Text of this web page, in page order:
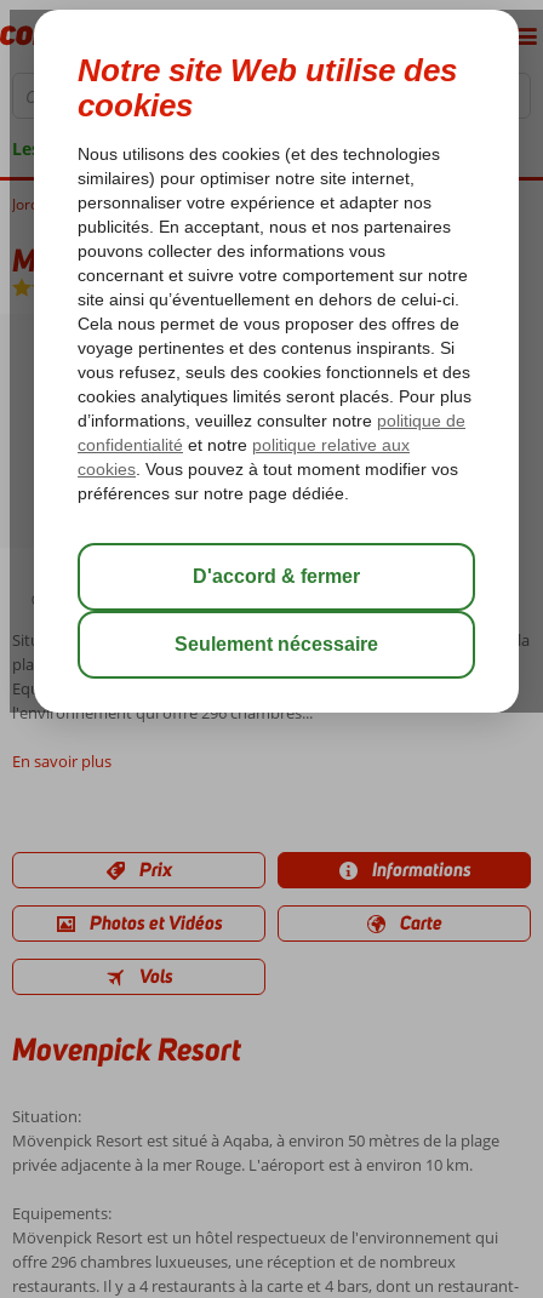
Les garanties de vacances
Jordanie Aqaba Movenpick Resort
Movenpick Resort
Chambre et petit déjeuner-Hôtel
04:50 sauver
Situation: Mövenpick Resort est situé à Aqaba, à environ 50 mètres de la
plage privée adjacente à la mer Rouge. L'aéroport est à environ 10 km.
Equipements: Mövenpick Resort est un hôtel respectueux de
l'environnement qui offre 296 chambres...
En savoir plus
Prix Informations
Photos et Vidéos Carte
Vols
Movenpick Resort
Situation:
Mövenpick Resort est situé à Aqaba, à environ 50 mètres de la plage
privée adjacente à la mer Rouge. L'aéroport est à environ 10 km.
Equipements:
Mövenpick Resort est un hôtel respectueux de l'environnement qui
offre 296 chambres luxueuses, une réception et de nombreux
restaurants. Il y a 4 restaurants à la carte et 4 bars, dont un restaurant-